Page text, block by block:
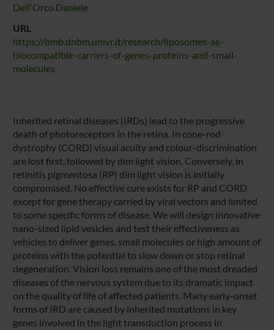
Dell'Orco Daniele
URL
https://bmb.dnbm.univr.it/research/liposomes-as-
biocompatible-carriers-of-genes-proteins-and-small-
molecules
Inherited retinal diseases (IRDs) lead to the progressive
death of photoreceptors in the retina. In cone-rod
dystrophy (CORD) visual acuity and colour-discrimination
are lost first, followed by dim light vision. Conversely, in
retinitis pigmentosa (RP) dim light vision is initially
compromised. No effective cure exists for RP and CORD
except for gene therapy carried by viral vectors and limited
to some specific forms of disease. We will design innovative
nano-sized lipid vesicles and test their effectiveness as
vehicles to deliver genes, small molecules or high amount of
proteins with the potential to slow down or stop retinal
degeneration. Vision loss remains one of the most dreaded
diseases of the nervous system due to its dramatic impact
on the quality of life of affected patients. Many early-onset
forms of IRD are caused by inherited mutations in key
genes involved in the light transduction process in